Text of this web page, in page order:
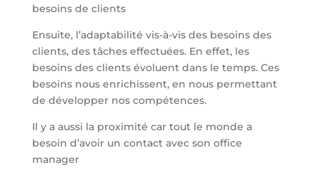
besoins de clients
Ensuite, l’adaptabilité vis-à-vis des besoins des
clients, des tâches effectuées. En effet, les
besoins des clients évoluent dans le temps. Ces
besoins nous enrichissent, en nous permettant
de développer nos compétences.
Il y a aussi la proximité car tout le monde a
besoin d’avoir un contact avec son office
manager